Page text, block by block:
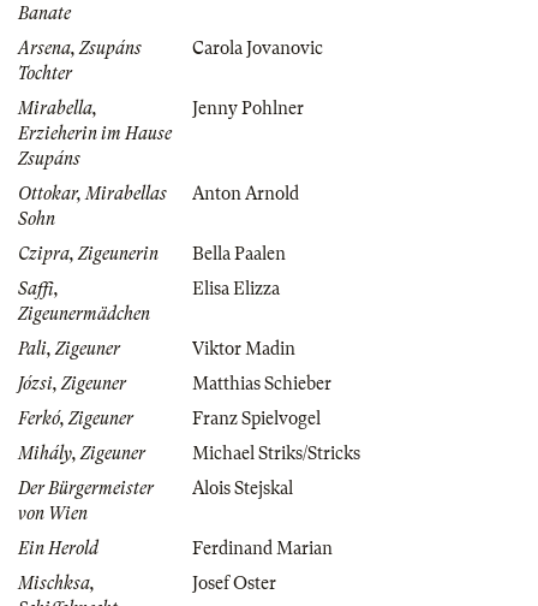
Banate
Arsena, Zsupáns
Tochter
Carola Jovanovic
Mirabella,
Erzieherin im Hause
Zsupáns
Jenny Pohlner
Ottokar, Mirabellas
Sohn
Anton Arnold
Czipra, Zigeunerin
Bella Paalen
Saffi,
Zigeunermädchen
Elisa Elizza
Pali, Zigeuner
Viktor Madin
Józsi, Zigeuner
Matthias Schieber
Ferkó, Zigeuner
Franz Spielvogel
Mihály, Zigeuner
Michael Striks/Stricks
Der Bürgermeister
von Wien
Alois Stejskal
Ein Herold
Ferdinand Marian
Mischksa,
Josef Oster